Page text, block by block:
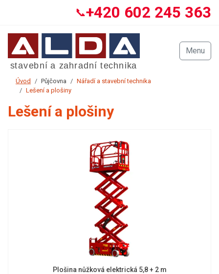
📞+420 602 245 363
Menu
Úvod Půjčovna
Nářadí a stavební technika
Lešení a plošiny
Lešení a plošiny
Plošina nůžková elektrická 5,8 + 2 m